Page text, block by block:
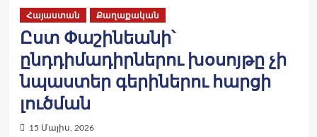
Հայաստան Քաղաքական
Ըստ Փաշինեանի՝
ընդդիմադիրներու խօսոյթը չի
նպաստեր գերիներու հարցի
լուծման
15 Մայիս, 2026